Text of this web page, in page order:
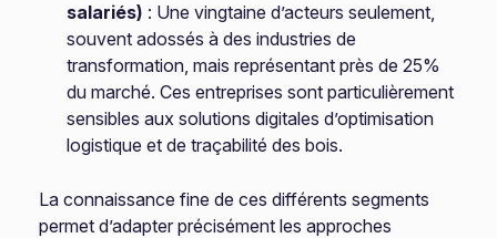
salariés) : Une vingtaine d’acteurs seulement,
souvent adossés à des industries de
transformation, mais représentant près de 25%
du marché. Ces entreprises sont particulièrement
sensibles aux solutions digitales d’optimisation
logistique et de traçabilité des bois.
La connaissance fine de ces différents segments
permet d’adapter précisément les approches